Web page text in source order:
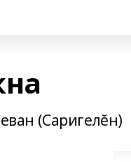
(Саригелĕн)